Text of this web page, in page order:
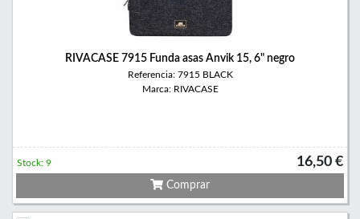
RIVACASE 7915 Funda asas Anvik 15, 6" negro
Referencia: 7915 BLACK
Marca: RIVACASE
16,50 €
Stock: 9
Comprar